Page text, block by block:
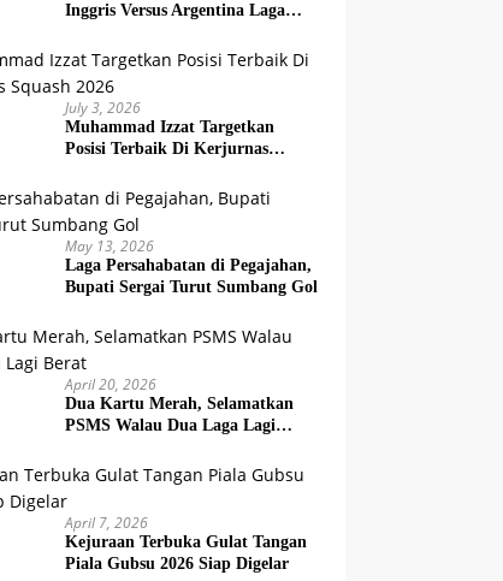
Inggris Versus Argentina Laga
July 3, 2026
Muhammad Izzat Targetkan
Posisi Terbaik Di Kerjurnas
May 13, 2026
Laga Persahabatan di Pegajahan,
Bupati Sergai Turut Sumbang Gol
April 20, 2026
Dua Kartu Merah, Selamatkan
PSMS Walau Dua Laga Lagi
April 7, 2026
Kejuraan Terbuka Gulat Tangan
Piala Gubsu 2026 Siap Digelar